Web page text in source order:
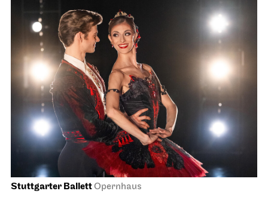
Stuttgarter BallettOpernhaus